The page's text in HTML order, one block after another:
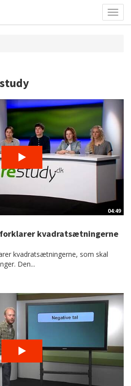
04:49
forklarer kvadratsætningerne
kvadratsætningerne, som skal
Den...